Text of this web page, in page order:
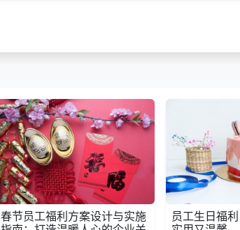
春节员工福利方案设计与实施
员工生日福